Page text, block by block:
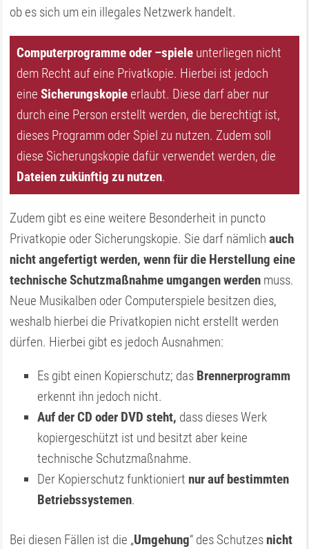
ob es sich um ein illegales Netzwerk handelt.
Computerprogramme oder –spiele unterliegen nicht
dem Recht auf eine Privatkopie. Hierbei ist jedoch
eineSicherungskopie erlaubt. Diese darf aber nur
durch eine Person erstellt werden, die berechtigt ist,
dieses Programm oder Spiel zu nutzen. Zudem soll
diese Sicherungskopie dafür verwendet werden, die
Dateien zukünftig zu nutzen.
Zudem gibt es eine weitere Besonderheit in puncto
Privatkopie oder Sicherungskopie. Sie darf nämlichauch
nicht angefertigt werden, wenn für die Herstellung eine
technische Schutzmaßnahme umgangen werden muss.
Neue Musikalben oder Computerspiele besitzen dies,
weshalb hierbei die Privatkopien nicht erstellt werden
dürfen. Hierbei gibt es jedoch Ausnahmen:
Es gibt einen Kopierschutz; das Brennerprogramm
erkennt ihn jedoch nicht.
Auf der CD oder DVD steht, dass dieses Werk
kopiergeschützt ist und besitzt aber keine
technische Schutzmaßnahme.
Der Kopierschutz funktioniert nur auf bestimmten
Betriebssystemen.
Bei diesen Fällen ist die „Umgehung“ des Schutzes nicht